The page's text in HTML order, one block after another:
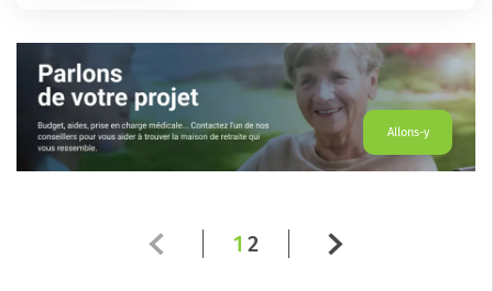
Allons-y
1 2